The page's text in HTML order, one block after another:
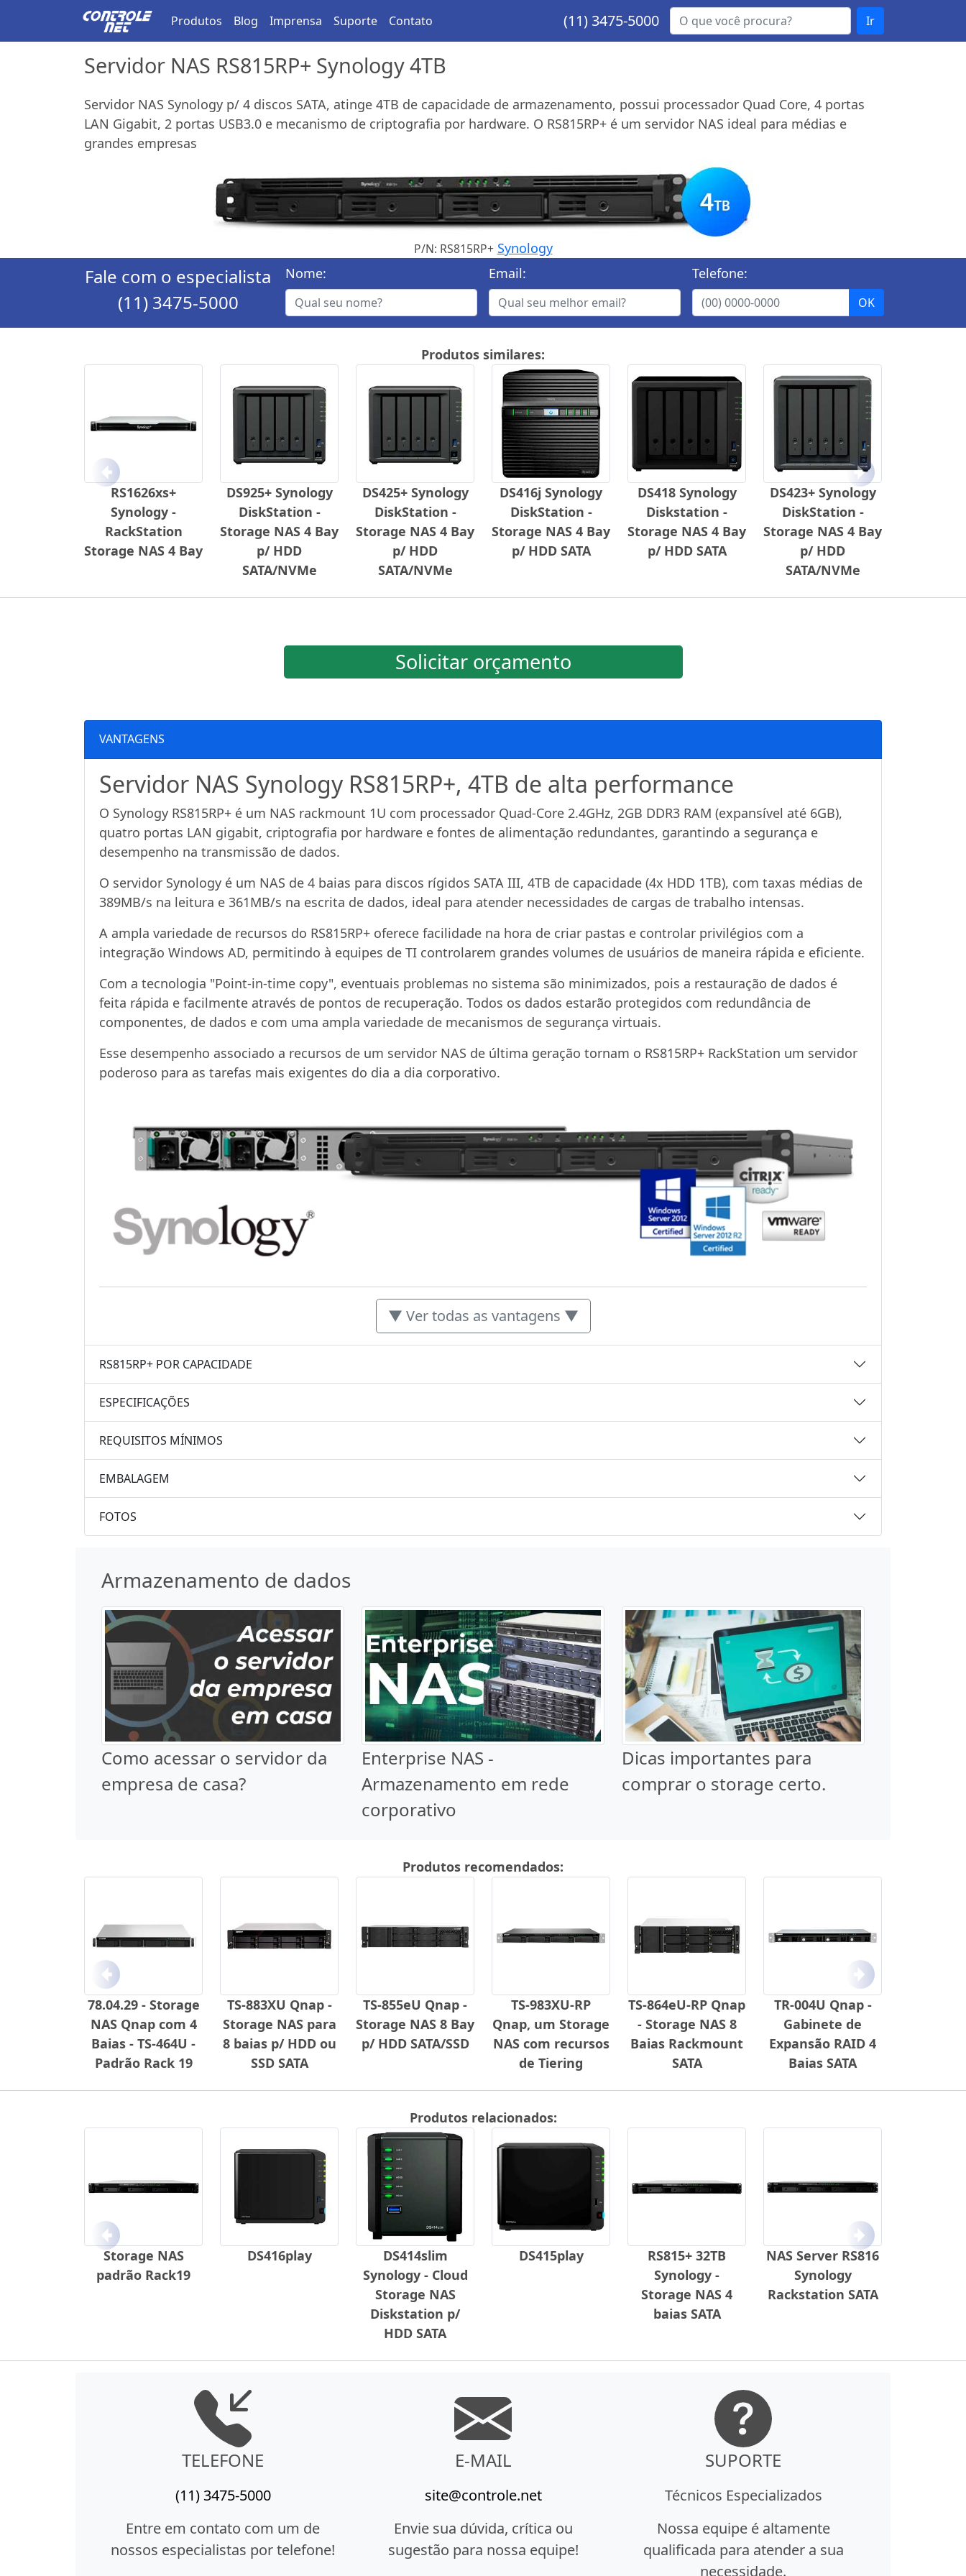
Produtos Blog Imprensa Suporte Contato (11) 3475-5000 Ir
Servidor NAS RS815RP+ Synology 4TB
Servidor NAS Synology p/ 4 discos SATA, atinge 4TB de capacidade de armazenamento, possui processador Quad Core, 4 portas
LAN Gigabit, 2 portas USB3.0 e mecanismo de criptografia por hardware. O RS815RP+ é um servidor NAS ideal para médias e
grandes empresas
P/N: RS815RP+ Synology
Fale com o especialista
(11) 3475-5000
Nome: Email: Telefone:
Produtos similares:
RS1626xs+
Synology -
RackStation
Storage NAS 4 Bay
DS925+ Synology
DiskStation -
Storage NAS 4 Bay
p/ HDD
SATA/NVMe
DS425+ Synology
DiskStation -
Storage NAS 4 Bay
p/ HDD
SATA/NVMe
DS416j Synology
DiskStation -
Storage NAS 4 Bay
p/ HDD SATA
DS418 Synology
Diskstation -
Storage NAS 4 Bay
p/ HDD SATA
DS423+ Synology
DiskStation -
Storage NAS 4 Bay
p/ HDD
SATA/NVMe
Anterior Próximo
Solicitar orçamento
VANTAGENS
Servidor NAS Synology RS815RP+, 4TB de alta performance
O Synology RS815RP+ é um NAS rackmount 1U com processador Quad-Core 2.4GHz, 2GB DDR3 RAM (expansível até 6GB),
quatro portas LAN gigabit, criptografia por hardware e fontes de alimentação redundantes, garantindo a segurança e
desempenho na transmissão de dados.
O servidor Synology é um NAS de 4 baias para discos rígidos SATA III, 4TB de capacidade (4x HDD 1TB), com taxas médias de
389MB/s na leitura e 361MB/s na escrita de dados, ideal para atender necessidades de cargas de trabalho intensas.
A ampla variedade de recursos do RS815RP+ oferece facilidade na hora de criar pastas e controlar privilégios com a
integração Windows AD, permitindo à equipes de TI controlarem grandes volumes de usuários de maneira rápida e eficiente.
Com a tecnologia "Point-in-time copy", eventuais problemas no sistema são minimizados, pois a restauração de dados é
feita rápida e facilmente através de pontos de recuperação. Todos os dados estarão protegidos com redundância de
componentes, de dados e com uma ampla variedade de mecanismos de segurança virtuais.
Esse desempenho associado a recursos de um servidor NAS de última geração tornam o RS815RP+ RackStation um servidor
poderoso para as tarefas mais exigentes do dia a dia corporativo.
▼ Ver todas as vantagens ▼
RS815RP+ POR CAPACIDADE
ESPECIFICAÇÕES
REQUISITOS MÍNIMOS
EMBALAGEM
FOTOS
Armazenamento de dados
Como acessar o servidor da
empresa de casa?
Enterprise NAS -
Armazenamento em rede
corporativo
Dicas importantes para
comprar o storage certo.
Produtos recomendados:
78.04.29 - Storage
NAS Qnap com 4
Baias - TS-464U -
Padrão Rack 19
TS-883XU Qnap -
Storage NAS para
8 baias p/ HDD ou
SSD SATA
TS-855eU Qnap -
Storage NAS 8 Bay
p/ HDD SATA/SSD
TS-983XU-RP
Qnap, um Storage
NAS com recursos
de Tiering
TS-864eU-RP Qnap
- Storage NAS 8
Baias Rackmount
SATA
TR-004U Qnap -
Gabinete de
Expansão RAID 4
Baias SATA
Anterior Próximo
Produtos relacionados:
Storage NAS
padrão Rack19
DS416play
DS414slim
Synology - Cloud
Storage NAS
Diskstation p/
HDD SATA
DS415play
RS815+ 32TB
Synology -
Storage NAS 4
baias SATA
NAS Server RS816
Synology
Rackstation SATA
Anterior Próximo
TELEFONE
(11) 3475-5000
Entre em contato com um de
nossos especialistas por telefone!
E-MAIL
site@controle.net
Envie sua dúvida, crítica ou
sugestão para nossa equipe!
SUPORTE
Técnicos Especializados
Nossa equipe é altamente
qualificada para atender a sua
necessidade.